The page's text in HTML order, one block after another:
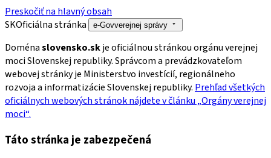
Preskočiť na hlavný obsah
SKOficiálna stránka e-Govverejnej správy
Doménaslovensko.skje oficiálnou stránkou orgánu verejnej
moci Slovenskej republiky. Správcom a prevádzkovateľom
webovej stránky je Ministerstvo investícií, regionálneho
rozvoja a informatizácie Slovenskej republiky. Prehľad všetkých
oficiálnych webových stránok nájdete v článku „Orgány verejnej
moci“.
Táto stránka je zabezpečená